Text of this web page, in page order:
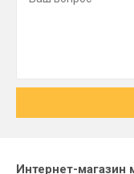
Интернет-магазин